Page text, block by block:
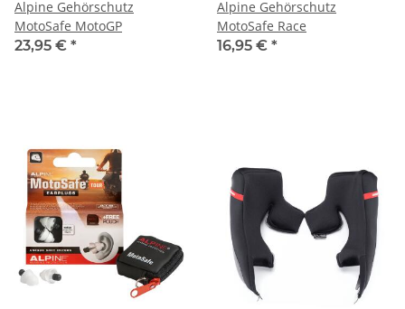
Alpine Gehörschutz
MotoSafe MotoGP
23,95 € *
Alpine Gehörschutz
MotoSafe Race
16,95 € *